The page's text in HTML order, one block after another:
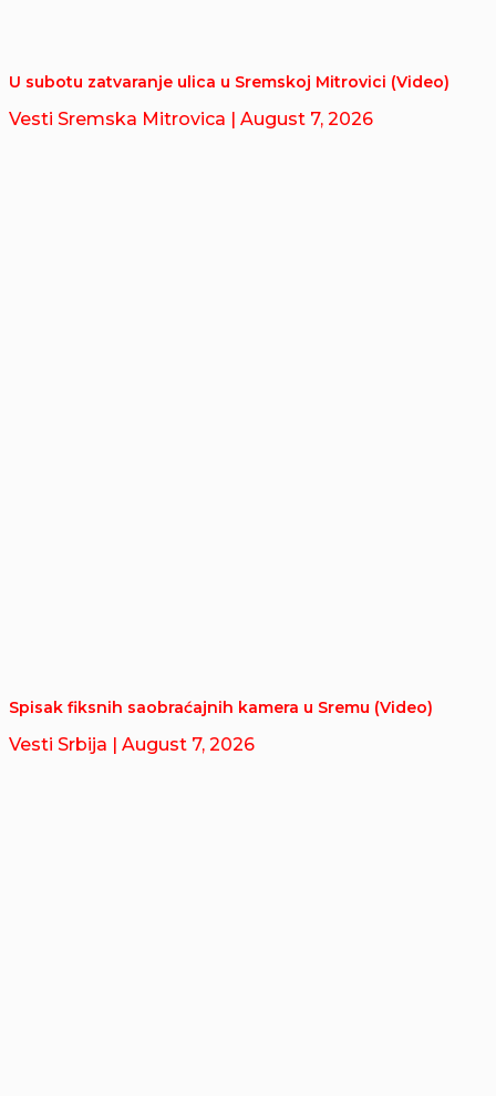
U subotu zatvaranje ulica u Sremskoj Mitrovici (Video)
Vesti Sremska Mitrovica | August 7, 2026
Spisak fiksnih saobraćajnih kamera u Sremu (Video)
Vesti Srbija | August 7, 2026